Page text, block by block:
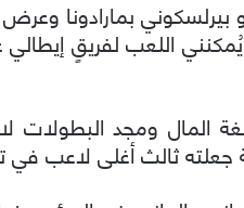
سيلفيو بيرلسكوني
اللعب لفريقٍ إيطالي
المال ومجد البطولات
ثالث أغلى لاعب في